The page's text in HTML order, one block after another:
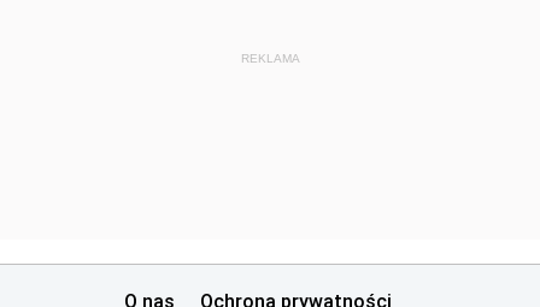
REKLAMA
O nas Ochrona prywatności